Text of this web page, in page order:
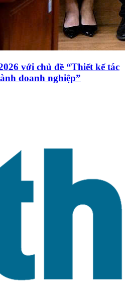
với chủ đề “Thiết kế tác
doanh nghiệp”